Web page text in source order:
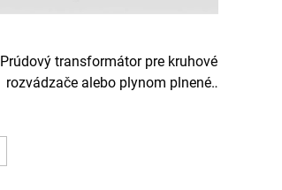
Prúdový transformátor pre kruhové
rozvádzače alebo plynom plnené